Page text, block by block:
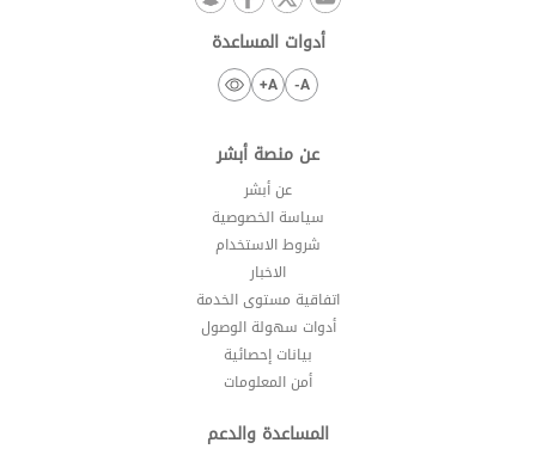
أدوات المساعدة
A-
A+
عن منصة أبشر
عن أبشر
سياسة الخصوصية
شروط الاستخدام
الاخبار
اتفاقية مستوى الخدمة
أدوات سهولة الوصول
بيانات إحصائية
أمن المعلومات
المساعدة والدعم